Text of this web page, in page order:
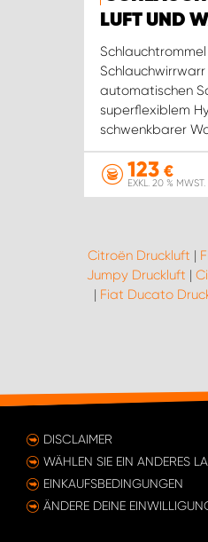
LUFT UND
automatischen
superflexiblem
schwenkbarer
123 €
EXKL. 20 % MWST.
Citroën Druckluft |
Jumpy Druckluft |
| Fiat Ducato
DISCLAIMER
WÄHLEN SIE EIN ANDERES
EINKAUFSBEDINGUNGEN
ÄNDERE DEINE